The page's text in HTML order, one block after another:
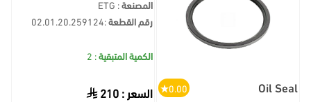
0.00 Oil Seal
المصنعة: ETG
رقم القطعة:
02.01.20.259124
الكمية المتبقية: 2
السعر : 210